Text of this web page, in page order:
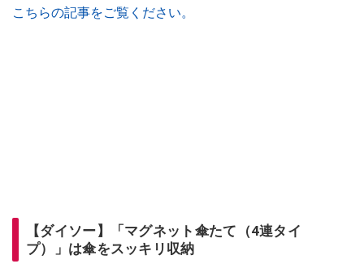
こちらの記事をご覧ください。
【ダイソー】「マグネット傘たて（4連タイ
プ）」は傘をスッキリ収納